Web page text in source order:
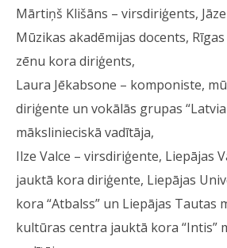
Mārtiņš Klišāns – virsdiriģents,
Mūzikas akadēmijas docents,
zēnu kora diriģents,
Laura Jēkabsone – komponiste,
diriģente un vokālās grupas
mākslinieciskā vadītāja,
Ilze Valce – virsdiriģente, Liepājas
jauktā kora diriģente, Liepājas
kora “Atbalss” un Liepājas Tautas
kultūras centra jauktā kora “Intis”